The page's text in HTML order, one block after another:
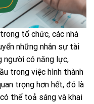
tổ chức, các nhà
những nhân sự tài
người có năng lực,
trong việc hình thành
trọng hơn hết, đó là
thể toả sáng và khai